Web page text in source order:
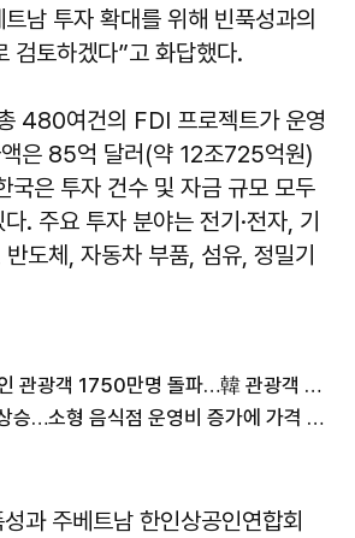
남 투자 확대를 위해 빈푹성과의
검토하겠다”고 화답했다.
480여건의 FDI 프로젝트가 운영
은 85억 달러(약 12조725억원)
국은 투자 건수 및 자금 규모 모두
. 주요 투자 분야는 전기·전자, 기
도체, 자동차 부품, 섬유, 정밀기
베트남, 작년 외국인 관광객 1750만명 돌파…韓 관광객 457만명 '1위'
하노이 외식 물가 상승…소형 음식점 운영비 증가에 가격 조정 불가피
과 주베트남 한인상공인연합회